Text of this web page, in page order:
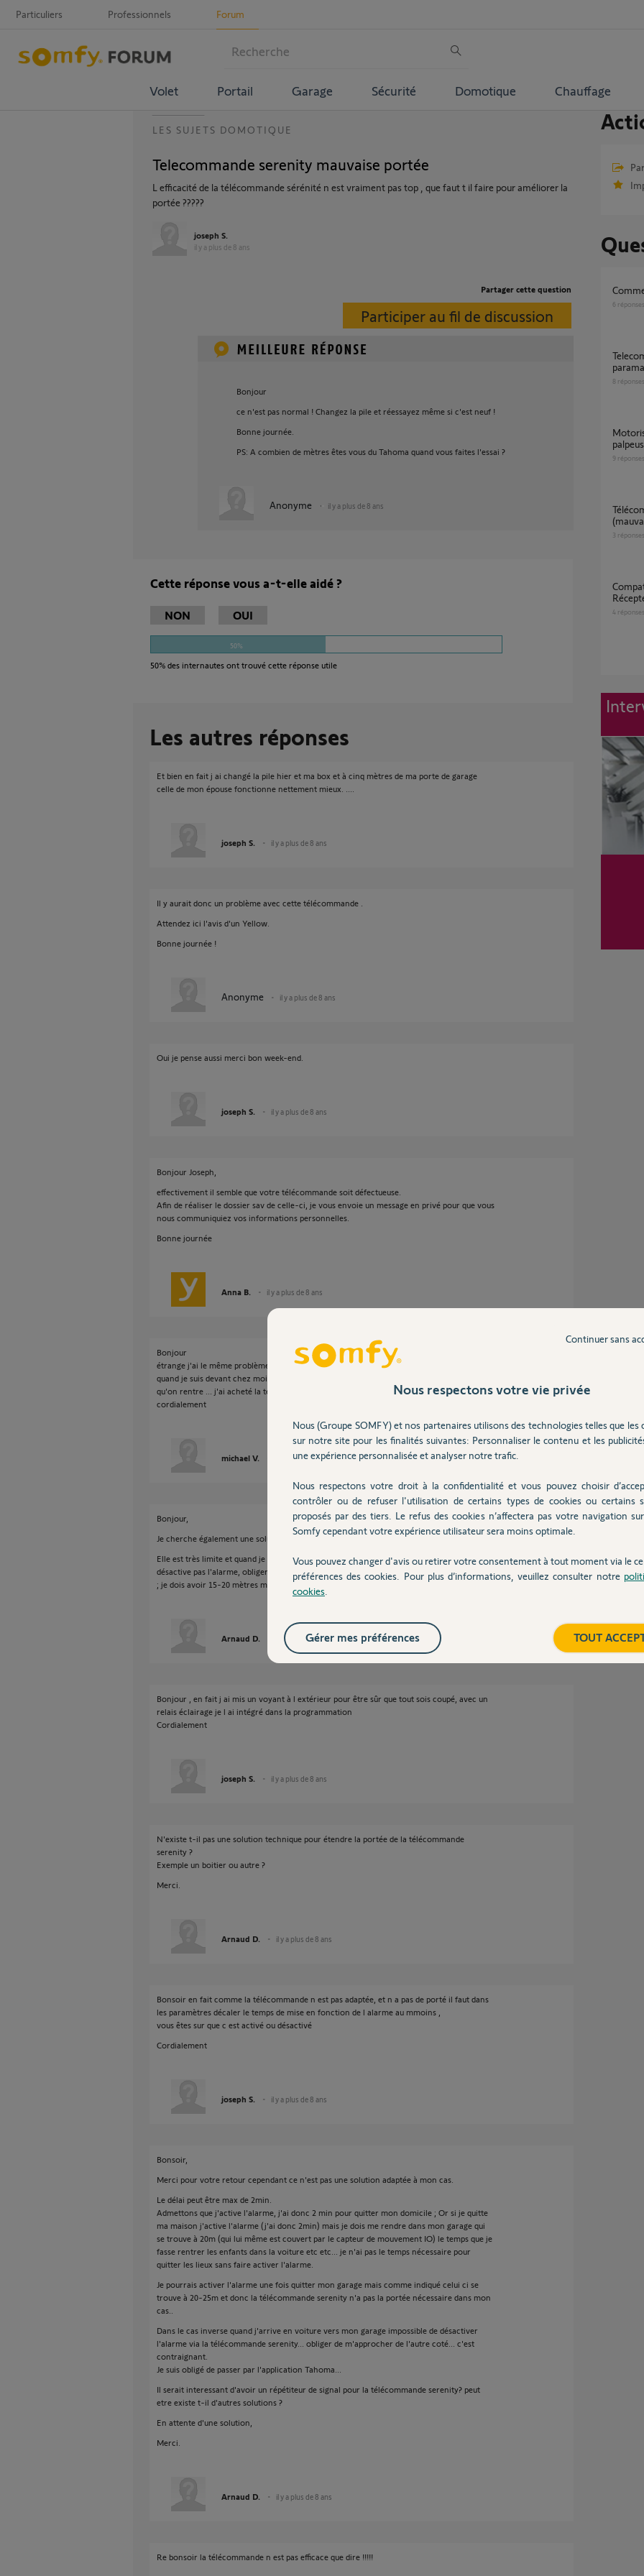
Particuliers Professionnels Forum
Volet Portail Garage Sécurité Domotique Chauffage
LES SUJETS DOMOTIQUE
Telecommande serenity mauvaise portée
L efficacité de la télécommande sérénité n est vraiment pas top , que faut t il faire pour améliorer la
portée ?????
joseph S.
il y a plus de 8 ans
Partager cette question
Participer au fil de discussion
Bonjour
ce n'est pas normal ! Changez la pile et réessayez même si c'est neuf !
Bonne journée.
PS: A combien de mètres êtes vous du Tahoma quand vous faites l'essai ?
Anonyme il y a plus de 8 ans
Cette réponse vous a-t-elle aidé ?
NON OUI
50%
50% des internautes ont trouvé cette réponse utile
Les autres réponses
Et bien en fait j ai changé la pile hier et ma box et à cinq mètres de ma porte de garage
celle de mon épouse fonctionne nettement mieux. ....
joseph S. il y a plus de 8 ans
Il y aurait donc un problème avec cette télécommande .
Attendez ici l'avis d'un Yellow.
Bonne journée !
Anonyme il y a plus de 8 ans
Oui je pense aussi merci bon week-end.
joseph S. il y a plus de 8 ans
Bonjour Joseph,
effectivement il semble que votre télécommande soit défectueuse.
Afin de réaliser le dossier sav de celle-ci, je vous envoie un message en privé pour que vous
nous communiquiez vos informations personnelles.
Bonne journée
Anna B. il y a plus de 8 ans
Bonjour
étrange j'ai le même problème , impossible de transmettre une info via la télécommande
quand je suis devant chez moi... donc la sirene de la base serenity sonne à chaque fois
qu'on rentre ... j'ai acheté la télécommande à sa sortie, est ce un défaut de jeunesse ?
cordialement
michael V. il y a plus de 8 ans
Bonjour,
Je cherche également une solution pour étendre la portée radio de cette télécommande.
Elle est très limite et quand je veux rentrer par mon garage c'est impossible car elle ne
désactive pas l'alarme, obliger d'être juste devant ma porte d'entrée (et encore c'est limite)
; je dois avoir 15-20 mètres max. merci
Arnaud D. il y a plus de 8 ans
Bonjour , en fait j ai mis un voyant à l extérieur pour être sûr que tout sois coupé, avec un
relais éclairage je l ai intégré dans la programmation
Cordialement
joseph S. il y a plus de 8 ans
N'existe t-il pas une solution technique pour étendre la portée de la télécommande
serenity ?
Exemple un boitier ou autre ?
Merci.
Arnaud D. il y a plus de 8 ans
Bonsoir en fait comme la télécommande n est pas adaptée, et n a pas de porté il faut dans
les paramètres décaler le temps de mise en fonction de l alarme au mmoins ,
vous êtes sur que c est activé ou désactivé
Cordialement
joseph S. il y a plus de 8 ans
Bonsoir,
Merci pour votre retour cependant ce n'est pas une solution adaptée à mon cas.
Le délai peut être max de 2min.
Admettons que j'active l'alarme, j'ai donc 2 min pour quitter mon domicile ; Or si je quitte
ma maison j'active l'alarme (j'ai donc 2min) mais je dois me rendre dans mon garage qui
se trouve à 20m (qui lui même est couvert par le capteur de mouvement IO) le temps que je
fasse rentrer les enfants dans la voiture etc etc... je n'ai pas le temps nécessaire pour
quitter les lieux sans faire activer l'alarme.
Je pourrais activer l'alarme une fois quitter mon garage mais comme indiqué celui ci se
trouve à 20-25m et donc la télécommande serenity n'a pas la portée nécessaire dans mon
cas..
Dans le cas inverse quand j'arrive en voiture vers mon garage impossible de désactiver
l'alarme via la télécommande serenity... obliger de m'approcher de l'autre coté... c'est
contraignant.
Je suis obligé de passer par l'application Tahoma...
Il serait interessant d'avoir un répétiteur de signal pour la télécommande serenity? peut
etre existe t-il d'autres solutions ?
En attente d'une solution,
Merci.
Arnaud D. il y a plus de 8 ans
Re bonsoir la télécommande n est pas efficace que dire !!!!!
6 réponses
Telecommande Tahoma Serenity plus
8 réponses
Motorisation porte garage sans barre
9 réponses
télécommande alarme dysfonctionne
3 réponses
Compatibilité WallSwitch 3CH io 1870560 et
4 réponses
Nous respectons votre vie privée
Nous (Groupe SOMFY) et nos partenaires utilisons des technologies telles que les
sur notre site pour les finalités suivantes: Personnaliser le contenu et les
une expérience personnalisée et analyser notre trafic.
Nous respectons votre droit à la confidentialité et vous pouvez choisir
contrôler ou de refuser l'utilisation de certains types de cookies ou certains
proposés par des tiers. Le refus des cookies n’affectera pas votre navigation
Somfy cependant votre expérience utilisateur sera moins optimale.
Vous pouvez changer d'avis ou retirer votre consentement à tout moment via le
préférences des cookies. Pour plus d’informations, veuillez consulter notre
cookies
Continuer sans
TOUT
Gérer mes préférences